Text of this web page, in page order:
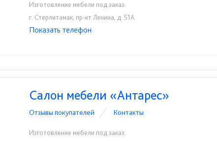
Изготовление мебели под заказ.
г. Стерлитамак, пр-кт Ленина, д. 51А
☎+7(3473)43-86-64
Показать телефон
Салон мебели «Антарес»
Отзывы покупателей Контакты
Изготовление мебели под заказ.